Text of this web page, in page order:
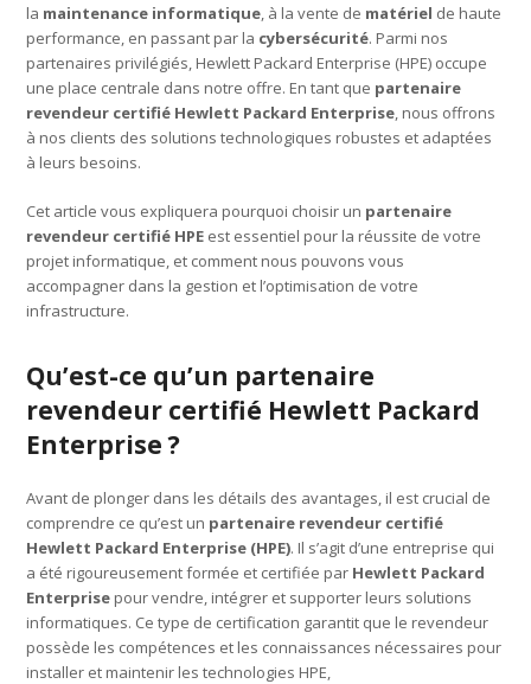
la maintenance informatique, à la vente de matériel de haute
performance, en passant par la cybersécurité. Parmi nos
partenaires privilégiés, Hewlett Packard Enterprise (HPE) occupe
une place centrale dans notre offre. En tant que partenaire
revendeur certifié Hewlett Packard Enterprise, nous offrons
à nos clients des solutions technologiques robustes et adaptées
à leurs besoins.
Cet article vous expliquera pourquoi choisir un partenaire
revendeur certifié HPE est essentiel pour la réussite de votre
projet informatique, et comment nous pouvons vous
accompagner dans la gestion et l’optimisation de votre
infrastructure.
Qu’est-ce qu’un partenaire
revendeur certifié Hewlett Packard
Enterprise ?
Avant de plonger dans les détails des avantages, il est crucial de
comprendre ce qu’est un partenaire revendeur certifié
Hewlett Packard Enterprise (HPE). Il s’agit d’une entreprise qui
a été rigoureusement formée et certifiée par Hewlett Packard
Enterprise pour vendre, intégrer et supporter leurs solutions
informatiques. Ce type de certification garantit que le revendeur
possède les compétences et les connaissances nécessaires pour
installer et maintenir les technologies HPE,